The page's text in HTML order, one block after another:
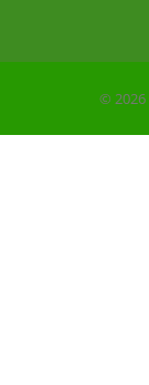
© 2026